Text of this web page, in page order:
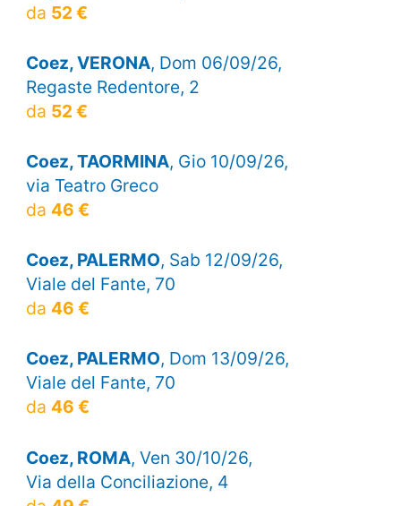
da 52 €
Coez, VERONA, Dom 06/09/26,
Regaste Redentore, 2
da 52 €
Coez, TAORMINA, Gio 10/09/26,
via Teatro Greco
da 46 €
Coez, PALERMO, Sab 12/09/26,
Viale del Fante, 70
da 46 €
Coez, PALERMO, Dom 13/09/26,
Viale del Fante, 70
da 46 €
Coez, ROMA, Ven 30/10/26,
Via della Conciliazione, 4